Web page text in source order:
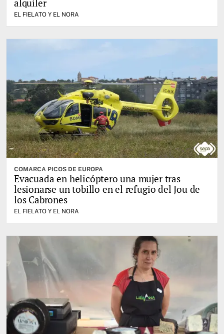
alquiler
EL FIELATO Y EL NORA
COMARCA PICOS DE EUROPA
Evacuada en helicóptero una mujer tras
lesionarse un tobillo en el refugio del Jou de
los Cabrones
EL FIELATO Y EL NORA